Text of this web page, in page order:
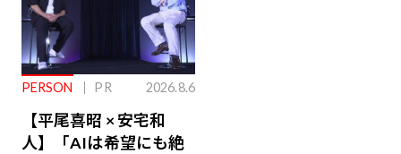
PERSON PR 2026.8.6
【平尾喜昭 × 安宅和
人】「AIは希望にも絶